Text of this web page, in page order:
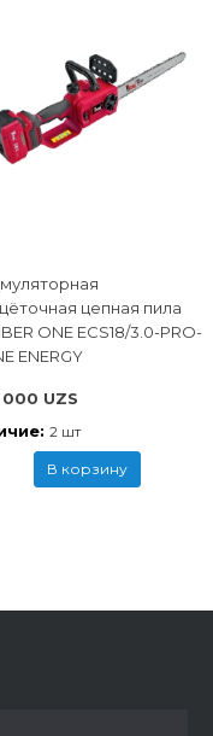
цепная пила
ONE ECS18/3.0-PRO-
ENERGY
UZS
2 шт
В корзину